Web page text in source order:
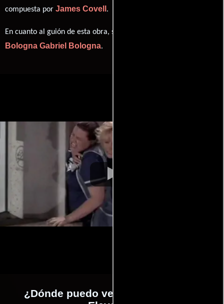
compuesta por James Covell .
En cuanto al guión de esta obra, se encuentra a cargo de
Bologna Gabriel Bologna.
¿Dónde puedo ver la películas The